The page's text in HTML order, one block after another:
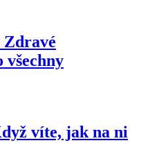
víte, jak na ni